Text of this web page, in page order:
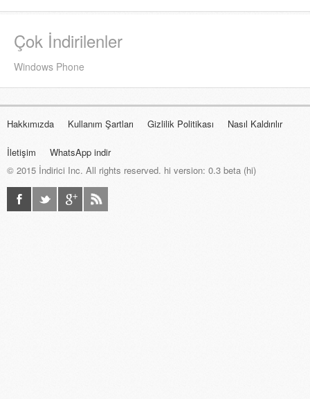
Çok İndirilenler
Windows Phone
Hakkımızda Kullanım Şartları Gizlilik Politikası Nasıl Kaldırılır
İletişim
WhatsApp indir
© 2015 İndirici Inc. All rights reserved. hi version: 0.3 beta (hi)